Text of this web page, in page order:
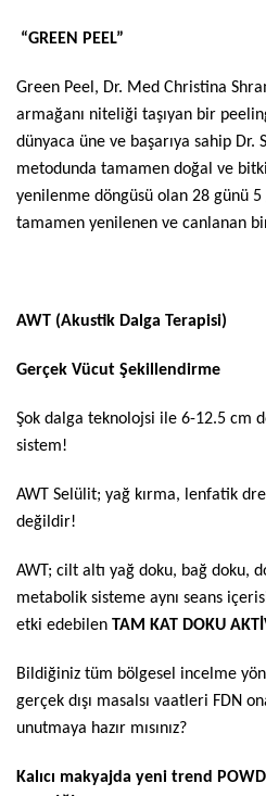
“GREEN PEEL”
Green Peel, Dr. Med Christina
armağanı niteliği taşıyan bir
dünyaca üne ve başarıya sahip Dr.
metodunda tamamen doğal ve
yenilenme döngüsü olan 28 günü
tamamen yenilenen ve canlanan
AWT (Akustik Dalga Terapisi)
Gerçek Vücut Şekillendirme
Şok dalga teknolojsi ile 6-12.5 cm
sistem!
AWT Selülit; yağ kırma, lenfatik
değildir!
AWT; cilt altı yağ doku, bağ doku,
metabolik sisteme aynı seans
etki edebilen TAM KAT DOKU
Bildiğiniz tüm bölgesel incelme
gerçek dışı masalsı vaatleri FDN
unutmaya hazır mısınız?
Kalıcı makyajda yeni trend